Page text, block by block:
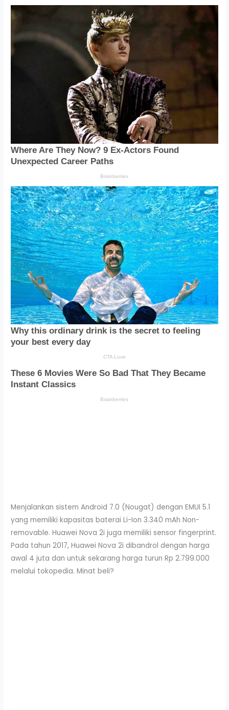
Menjalankan sistem Android 7.0 (Nougat) dengan EMUI 5.1
yang memiliki kapasitas baterai Li-Ion 3.340 mAh Non-
removable. Huawei Nova 2i juga memiliki sensor fingerprint.
Pada tahun 2017, Huawei Nova 2i dibandrol dengan harga
awal 4 juta dan untuk sekarang harga turun Rp 2.799.000
melalui tokopedia. Minat beli?